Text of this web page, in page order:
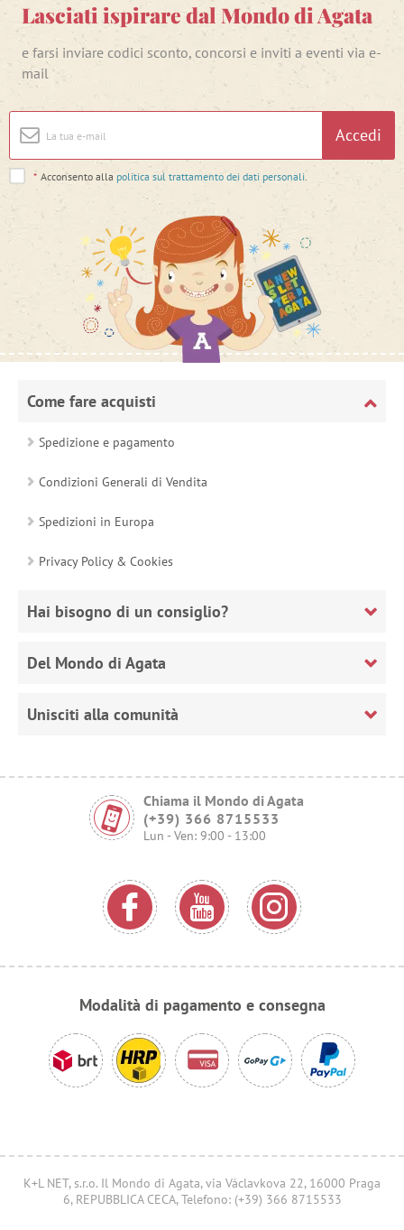
Lasciati ispirare dal Mondo di Agata
e farsi inviare codici sconto, concorsi e inviti a eventi via e-
mail
Accedi
* Acconsento alla politica sul trattamento dei dati personali.
Come fare acquisti
Spedizione e pagamento
Condizioni Generali di Vendita
Spedizioni in Europa
Privacy Policy & Cookies
Hai bisogno di un consiglio?
Del Mondo di Agata
Unisciti alla comunità
Chiama il Mondo di Agata
(+39) 366 8715533
Lun - Ven: 9:00 - 13:00
Modalità di pagamento e consegna
K+L NET, s.r.o. Il Mondo di Agata, via Václavkova 22, 16000 Praga
6, REPUBBLICA CECA, Telefono: (+39) 366 8715533